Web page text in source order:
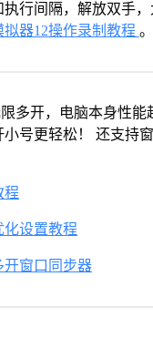
行间隔，解放双手
拟器12操作录制教程 。
多开，电脑本身性
号更轻松！ 还支持
程
化设置教程
开窗口同步器